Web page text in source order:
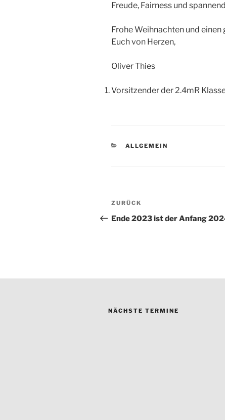
Freude, Fairness und
Frohe Weihnachten und
Euch von Herzen,
Oliver Thies
Vorsitzender der 2.4mR
KATEGORIEN
ALLGEMEIN
Beitragsnavigation
Vorheriger
Beitrag
ZURÜCK
Ende 2023 ist der Anfang
NÄCHSTE TERMINE